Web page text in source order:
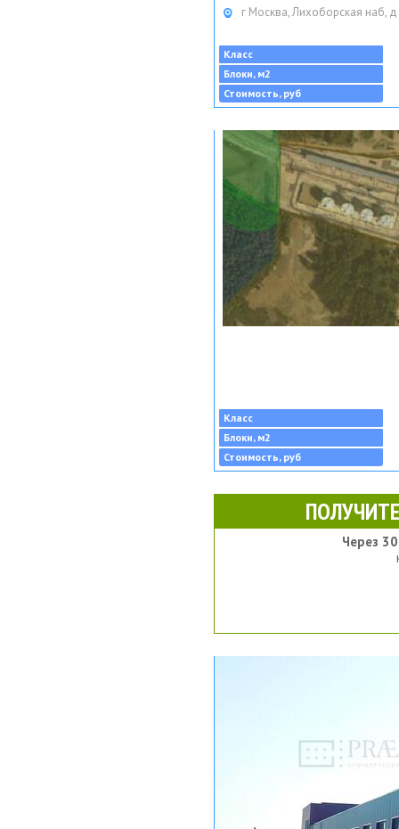
г Москва, Лихоборская наб,
Класс
Блоки, м2
Стоимость, руб
Класс
Блоки, м2
Стоимость, руб
Через